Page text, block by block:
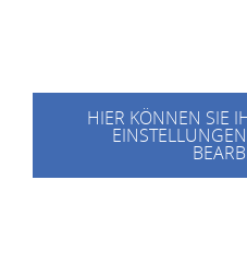
HIER KÖNNEN SIE